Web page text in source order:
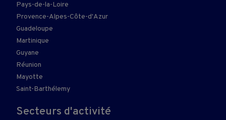
Pays-de-la-Loire
Provence-Alpes-Côte-d'Azur
Guadeloupe
Martinique
Guyane
Réunion
Mayotte
Saint-Barthélemy
Secteurs d'activité